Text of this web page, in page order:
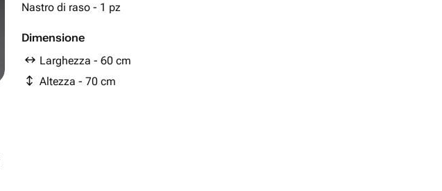
Nastro di raso - 1 pz
Dimensione
Larghezza - 60 cm
Altezza - 70 cm